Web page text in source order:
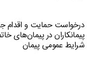
درخواست حمایت و اقدام
شرایط عمومی پیمان